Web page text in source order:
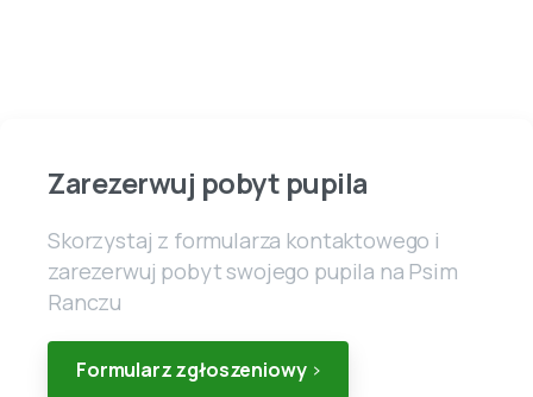
Zarezerwuj pobyt pupila
Skorzystaj z formularza kontaktowego i
zarezerwuj pobyt swojego pupila na Psim
Ranczu
Formularz zgłoszeniowy